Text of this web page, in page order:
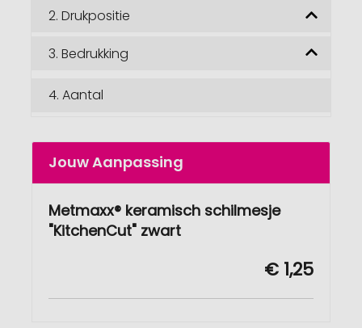
2. Drukpositie
3. Bedrukking
4. Aantal
Jouw Aanpassing
Metmaxx® keramisch schilmesje
"KitchenCut" zwart
€ 1,25